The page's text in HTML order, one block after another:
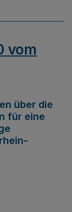
vom
über die
für eine